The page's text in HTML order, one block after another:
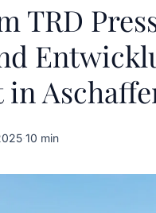
TRD
·10 min